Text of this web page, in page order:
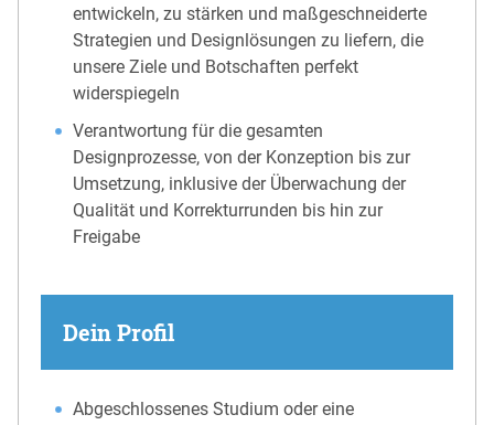
entwickeln, zu stärken und maßgeschneiderte
Strategien und Designlösungen zu liefern, die
unsere Ziele und Botschaften perfekt
widerspiegeln
Verantwortung für die gesamten
Designprozesse, von der Konzeption bis zur
Umsetzung, inklusive der Überwachung der
Qualität und Korrekturrunden bis hin zur
Freigabe
Dein Profil
Abgeschlossenes Studium oder eine